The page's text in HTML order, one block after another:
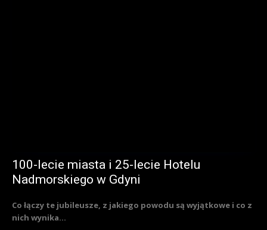
100-lecie miasta i 25-lecie Hotelu
Nadmorskiego w Gdyni
Co łączy te jubileusze, z jakiego powodu są wyjątkowe i co z
nich wynika...